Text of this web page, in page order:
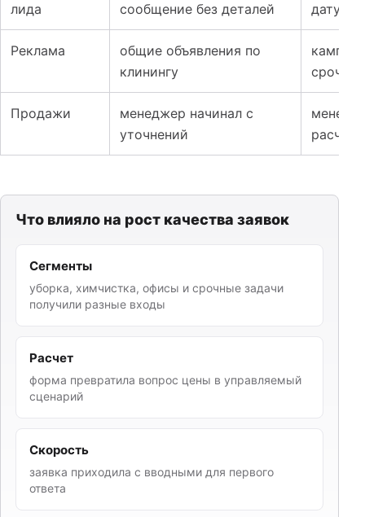
лида
сообщение без деталей
дату
Реклама
общие объявления по
клинингу
Продажи
менеджер начинал с
уточнений
Что влияло на рост качества заявок
Сегменты
уборка, химчистка, офисы и срочные задачи
получили разные входы
Расчет
форма превратила вопрос цены в управляемый
сценарий
Скорость
заявка приходила с вводными для первого
ответа